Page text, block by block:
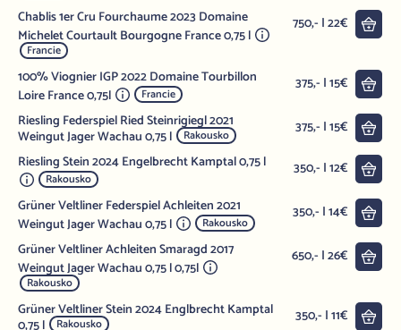
Chablis 1er Cru Fourchaume 2023 Domaine
Michelet Courtault Bourgogne France 0,75 l
Francie
750,- | 22€
100% Viognier IGP 2022 Domaine Tourbillon
Loire France 0,75l
Francie
375,- | 15€
Riesling Federspiel Ried Steinrigiegl 2021
Weingut Jager Wachau 0,75 l Rakousko 375,- | 15€
Riesling Stein 2024 Engelbrecht Kamptal 0,75 l
Rakousko
350,- | 12€
Grüner Veltliner Federspiel Achleiten 2021
Weingut Jager Wachau 0,75 l
Rakousko
350,- | 14€
Grüner Veltliner Achleiten Smaragd 2017
Weingut Jager Wachau 0,75 l 0,75l
Rakousko
650,- | 26€
Grüner Veltliner Stein 2024 Englbrecht Kamptal
Rakousko 350,- | 11€